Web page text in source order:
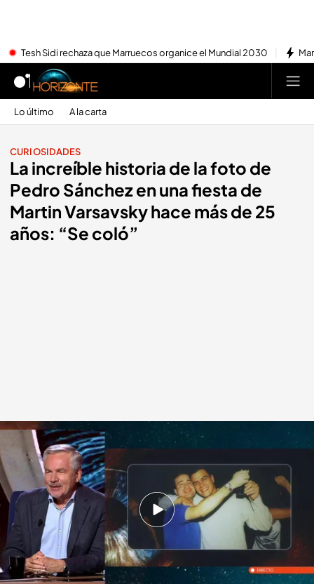
Tesh Sidi rechaza que Marruecos organice el Mundial 2030
Lo último A la carta
CURIOSIDADES
La increíble historia de la foto de
Pedro Sánchez en una fiesta de
Martin Varsavsky hace más de 25
años: “Se coló”
Martin Varsavsky cuenta la historia de la foto de Pedro Sánchez en
'Horizonte'
Horizonte
20 JUN 2025 - 02:41h.
Martin Varsavsky cuenta en ‘Horizonte’ la
verdadera historia de la foto de 1999 que se ha
hecho viral